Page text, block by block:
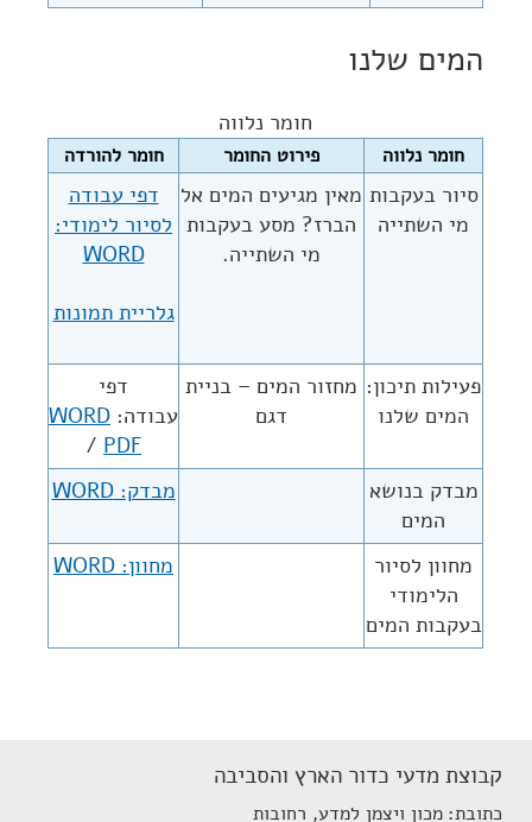
המים שלנו
חומר נלווה
חומר נלווה פירוט החומר חומר להורדה
סיור בעקבות
מי השתייה
מאין מגיעים המים אל
הברז? מסע בעקבות
מי השתייה.
דפי עבודה
לסיור לימודי:
WORD
גלריית תמונות
פעילות תיכון:
המים שלנו
מחזור המים – בניית
דגם
דפי
עבודה: WORD
/ PDF
מבדק בנושא
המים
מבדק: WORD
מחוון לסיור
הלימודי
בעקבות המים
מחוון: WORD
קבוצת מדעי כדור הארץ והסביבה
כתובת מכון ויצמן למדע, רחובות